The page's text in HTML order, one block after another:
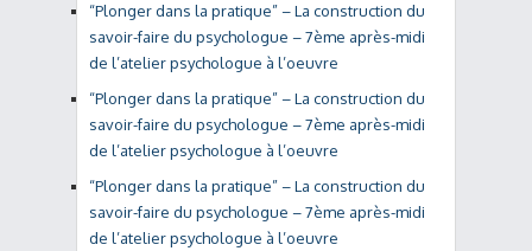
“Plonger dans la pratique” – La construction du
savoir-faire du psychologue – 7ème après-midi
de l’atelier psychologue à l’oeuvre
“Plonger dans la pratique” – La construction du
savoir-faire du psychologue – 7ème après-midi
de l’atelier psychologue à l’oeuvre
“Plonger dans la pratique” – La construction du
savoir-faire du psychologue – 7ème après-midi
de l’atelier psychologue à l’oeuvre